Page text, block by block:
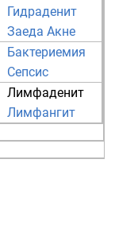
Гидраденит
Заеда Акне
Бактериемия
Сепсис
Лимфаденит
Лимфангит